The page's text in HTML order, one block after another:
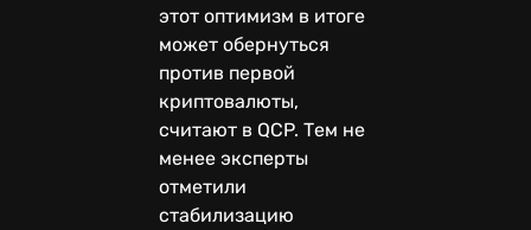
этот оптимизм в итоге
может обернуться
против первой
криптовалюты,
считают в QCP. Тем не
менее эксперты
отметили
стабилизацию